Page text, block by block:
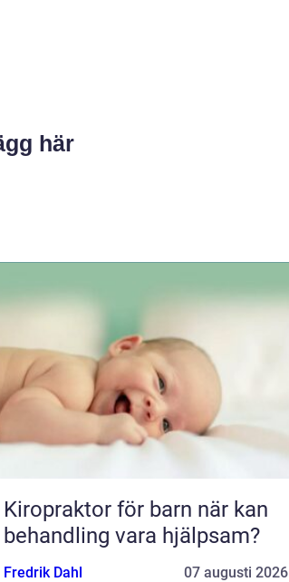
här
Kiropraktor för barn när kan
behandling vara hjälpsam?
Fredrik Dahl 07 augusti 2026